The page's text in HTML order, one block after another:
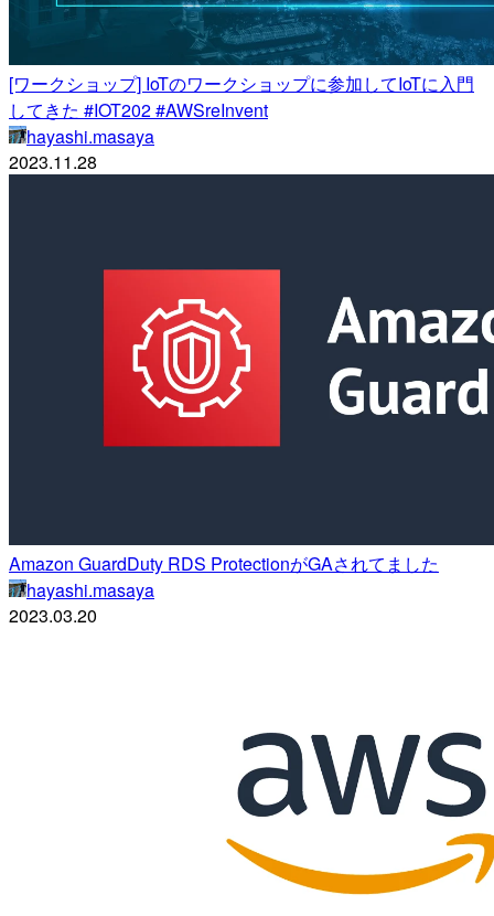
[ワークショップ] IoTのワークショップに参加してIoTに入門
してきた #IOT202 #AWSreInvent
hayashi.masaya
2023.11.28
Amazon GuardDuty RDS ProtectionがGAされてました
hayashi.masaya
2023.03.20